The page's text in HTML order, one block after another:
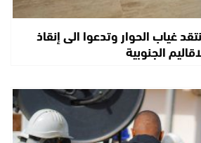
غياب الحوار وتدعوا الى إنقاذ
الجنوبية